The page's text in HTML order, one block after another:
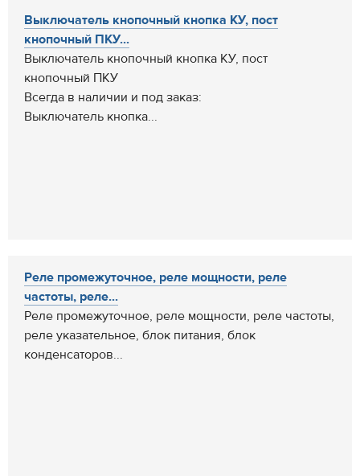
Выключатель кнопочный кнопка КУ, пост
кнопочный ПКУ...
Выключатель кнопочный кнопка КУ, пост
кнопочный ПКУ
Всегда в наличии и под заказ:
Выключатель кнопка...
Реле промежуточное, реле мощности, реле
частоты, реле...
Реле промежуточное, реле мощности, реле частоты,
реле указательное, блок питания, блок
конденсаторов...